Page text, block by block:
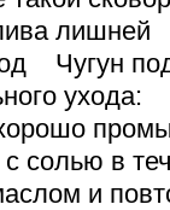
лишней
с солью в
и